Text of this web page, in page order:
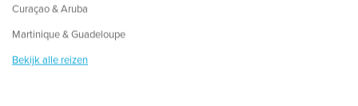
Curaçao & Aruba
Martinique & Guadeloupe
Bekijk alle reizen